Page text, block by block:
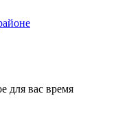
для вас время